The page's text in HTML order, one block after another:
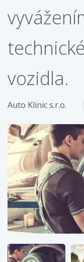
vozidla.
Auto Klinic s.r.o.